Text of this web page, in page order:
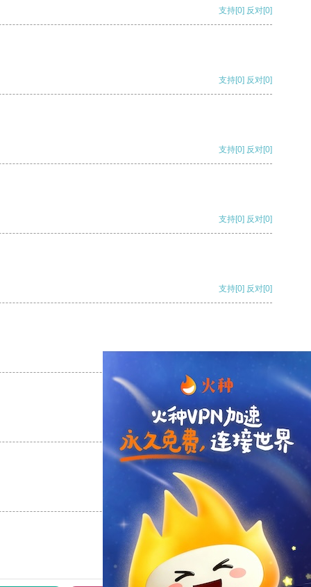
支持[0] 反对[0]
支持[0] 反对[0]
支持[0] 反对[0]
支持[0] 反对[0]
支持[0] 反对[0]
支持 [0] 反对 [0]
支持